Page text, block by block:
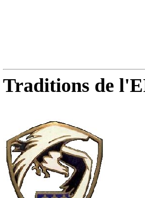
Traditions de